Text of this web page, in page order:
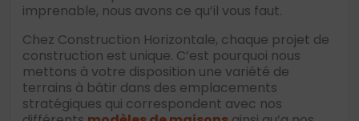
imprenable, nous avons ce qu’il vous faut.
Chez Construction Horizontale, chaque projet de
construction est unique. C’est pourquoi nous
mettons à votre disposition une variété de
terrains à bâtir dans des emplacements
stratégiques qui correspondent avec nos